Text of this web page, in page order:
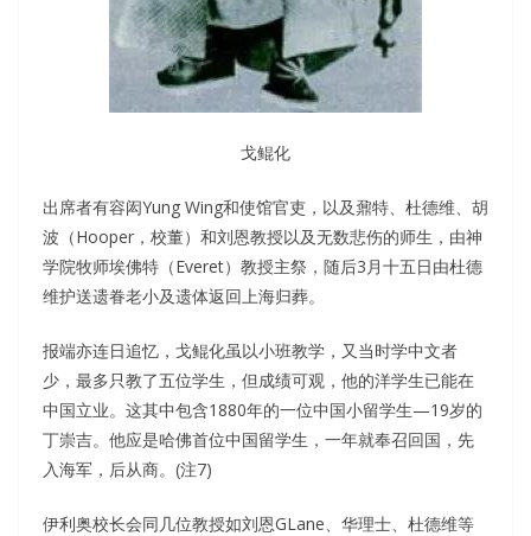
戈鲲化
出席者有容闳Yung Wing和使馆官吏，以及鼐特、杜德维、胡
波（Hooper，校董）和刘恩教授以及无数悲伤的师生，由神
学院牧师埃佛特（Everet）教授主祭，随后3月十五日由杜德
维护送遗眷老小及遗体返回上海归葬。
报端亦连日追忆，戈鲲化虽以小班教学，又当时学中文者
少，最多只教了五位学生，但成绩可观，他的洋学生已能在
中国立业。这其中包含1880年的一位中国小留学生—19岁的
丁崇吉。他应是哈佛首位中国留学生，一年就奉召回国，先
入海军，后从商。(注7)
伊利奥校长会同几位教授如刘恩GLane、华理士、杜德维等